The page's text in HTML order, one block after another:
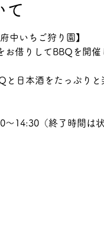
て
中いちご狩り園】
借りしてBBQを開催
と日本酒をたっぷりと
14:30（終了時間は